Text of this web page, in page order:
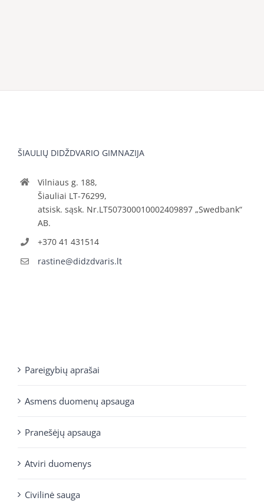
ŠIAULIŲ DIDŽDVARIO GIMNAZIJA
Vilniaus g. 188,
Šiauliai LT-76299,
atsisk. sąsk. Nr.LT507300010002409897 „Swedbank“
AB.
+370 41 431514
rastine@didzdvaris.lt
Pareigybių aprašai
Asmens duomenų apsauga
Pranešėjų apsauga
Atviri duomenys
Civilinė sauga